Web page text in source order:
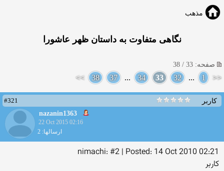
مذهب
نگاهی متفاوت به داستان ظهر عاشورا
صفحه: 33 / 38
<<
1
...
32
33
34
...
37
38
>>
کاربر
#321
nazanin1363
22 Oct 2015 02:16
ارسالها: 2
nimachi: #2 | Posted: 14 Oct 2010 02:21
کاربر